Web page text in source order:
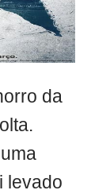
da
levado